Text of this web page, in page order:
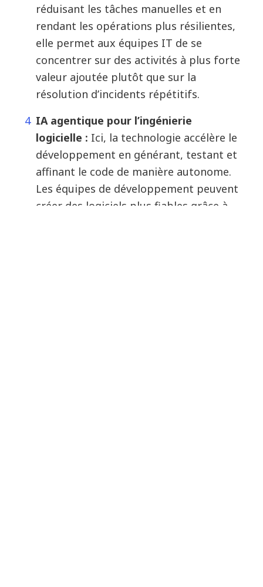
réduisant les tâches manuelles et en
rendant les opérations plus résilientes,
elle permet aux équipes IT de se
concentrer sur des activités à plus forte
valeur ajoutée plutôt que sur la
résolution d’incidents répétitifs.
IA agentique pour l’ingénierie
logicielle : Ici, la technologie accélère le
développement en générant, testant et
affinant le code de manière autonome.
Les équipes de développement peuvent
créer des logiciels plus fiables grâce à